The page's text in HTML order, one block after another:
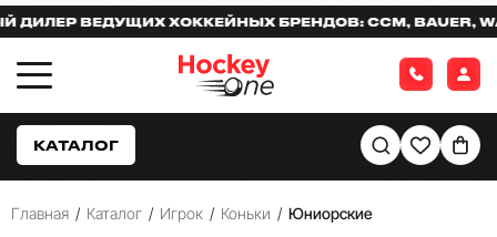
ВЕДУЩИХ ХОККЕЙНЫХ БРЕНДОВ: CCM, BAUER,
КАТАЛОГ
Главная / Каталог / Игрок / Коньки / Юниорские